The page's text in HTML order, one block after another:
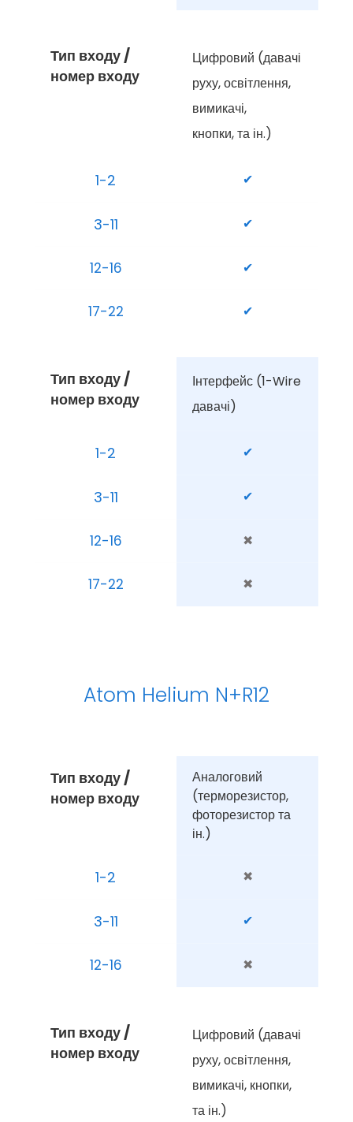
Тип входу /
номер входу
Цифровий (давачі
руху, освітлення,
вимикачі,
кнопки, та ін.)
1-2 ✔
3-11 ✔
12-16 ✔
17-22 ✔
Тип входу /
номер входу
Інтерфейс (1-Wire
давачі)
1-2 ✔
3-11 ✔
12-16 ✖
17-22 ✖
Atom Helium N+R12
Тип входу /
номер входу
Аналоговий
(терморезистор,
фоторезистор та
ін.)
1-2 ✖
3-11 ✔
12-16 ✖
Тип входу /
номер входу
Цифровий (давачі
руху, освітлення,
вимикачі, кнопки,
та ін.)